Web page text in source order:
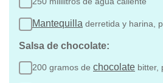
Mantequilla derretida y harina,
Salsa de chocolate:
200 gramos de chocolate bitter,